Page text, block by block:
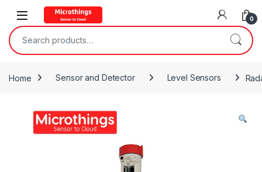
Open 0
Search for:
Home Sensor and Detector Level Sensors